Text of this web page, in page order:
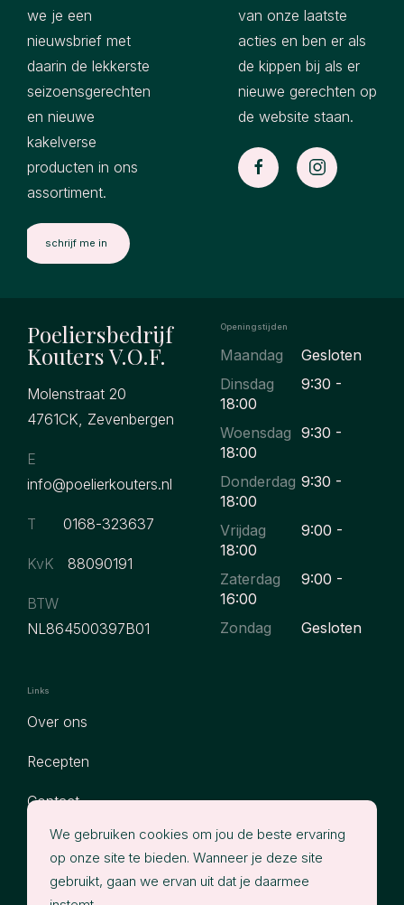
we je een
nieuwsbrief met
daarin de lekkerste
seizoensgerechten
en nieuwe
kakelverse
producten in ons
assortiment.
van onze laatste
acties en ben er als
de kippen bij als er
nieuwe gerechten op
de website staan.
Poeliersbedrijf
Kouters V.O.F.
Molenstraat 20
4761CK, Zevenbergen
E
info@poelierkouters.nl
T 0168-323637
KvK 88090191
BTW
NL864500397B01
Openingstijden
Maandag
Gesloten
Dinsdag
9:30 -
18:00
Woensdag 9:30 -
18:00
Donderdag 9:30 -
18:00
Vrijdag
9:00 -
18:00
Zaterdag
9:00 -
16:00
Zondag
Gesloten
Links
Over ons
Recepten
Contact
Assortiment
Privacy
We gebruiken cookies om jou de beste ervaring
op onze site te bieden. Wanneer je deze site
gebruikt, gaan we ervan uit dat je daarmee